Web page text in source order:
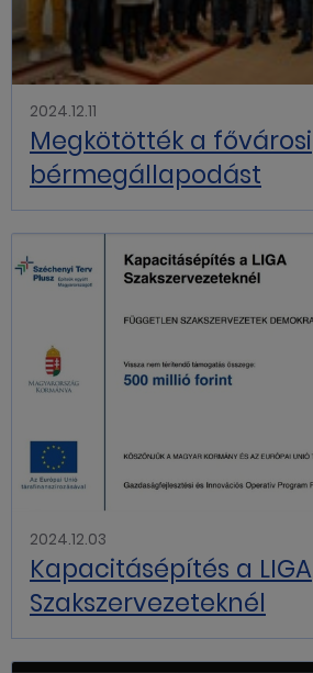
2024.12.11
Megkötötték a fővárosi
bérmegállapodást
2024.12.03
Kapacitásépítés a LIGA
Szakszervezeteknél